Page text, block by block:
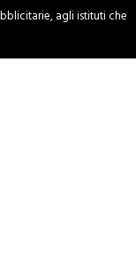
agli istituti che